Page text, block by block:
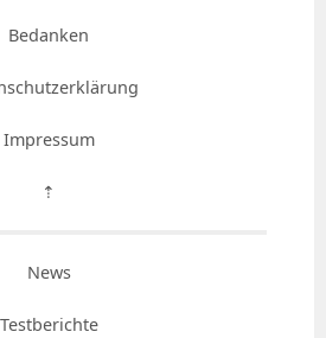
Bedanken
Impressum
⇡
News
Testberichte